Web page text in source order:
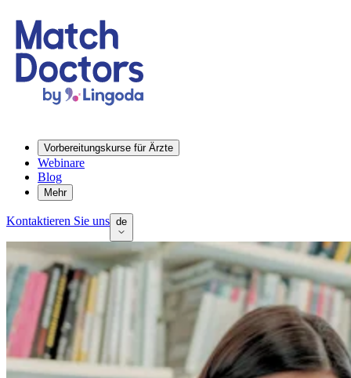
Vorbereitungskurse für Ärzte
Webinare
Blog
Mehr
Kontaktieren Sie uns de